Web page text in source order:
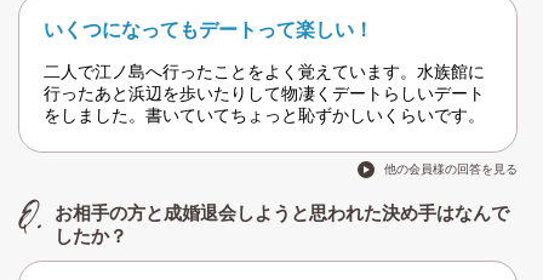
いくつになってもデートって楽しい！
二人で江ノ島へ行ったことをよく覚えています。水族館に
行ったあと浜辺を歩いたりして物凄くデートらしいデート
をしました。書いていてちょっと恥ずかしいくらいです。
他の会員様の回答を見る
お相手の方と成婚退会しようと思われた決め手はなんで
したか？